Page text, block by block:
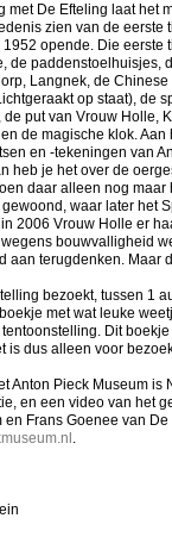
met De Efteling laat het
zien van de eerste
opende. Die eerste
de paddenstoelhuisjes,
Langnek, de
op staat), de
de put van Vrouw Holle,
de magische klok.
en -tekeningen van
heb je het over de
daar alleen nog
waar later het
2006 Vrouw Holle er
bouwvalligheid
aan terugdenken. Maar
bezoekt, tussen 1
met wat leuke
Dit
is dus alleen voor
Anton Pieck Museum
en een video van het
en Frans Goenee van
.